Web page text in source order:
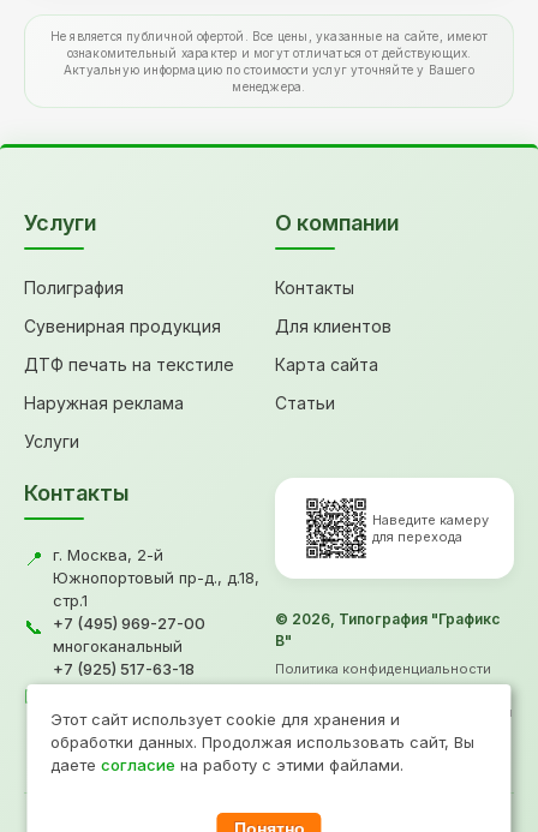
Не является публичной офертой. Все цены, указанные на сайте, имеют
ознакомительный характер и могут отличаться от действующих.
Актуальную информацию по стоимости услуг уточняйте у Вашего
менеджера.
Услуги
Полиграфия
Сувенирная продукция
ДТФ печать на текстиле
Наружная реклама
Услуги
О компании
Контакты
Для клиентов
Карта сайта
Статьи
Контакты
📍
г. Москва, 2-й
Южнопортовый пр-д., д.18,
стр.1
📞
+7 (495) 969-27-00
многоканальный
+7 (925) 517-63-18
✉️
Наведите камеру
для перехода
© 2026, Типография "Графикс
В"
Политика конфиденциальности
Информация не является офертой
Продвижение
Этот сайт использует cookie для хранения и
обработки данных. Продолжая использовать сайт, Вы
даетесогласие на работу с этими файлами.